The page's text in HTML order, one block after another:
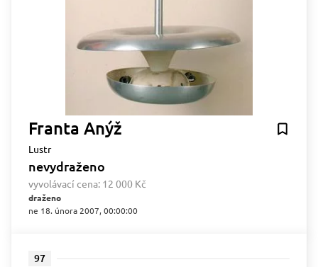
Franta Anýž
Lustr
nevydraženo
vyvolávací cena: 12 000 Kč
draženo
ne 18. února 2007, 00:00:00
97